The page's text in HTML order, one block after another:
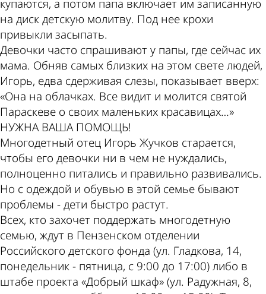
купаются, а потом папа включает им записанную
на диск детскую молитву. Под нее крохи
привыкли засыпать.
Девочки часто спрашивают у папы, где сейчас их
мама. Обняв самых близких на этом свете людей,
Игорь, едва сдерживая слезы, показывает вверх:
«Она на облачках. Все видит и молится святой
Параскеве о своих маленьких красавицах…»
НУЖНА ВАША ПОМОЩЬ!
Многодетный отец Игорь Жучков старается,
чтобы его девочки ни в чем не нуждались,
полноценно питались и правильно развивались.
Но с одеждой и обувью в этой семье бывают
проблемы - дети быстро растут.
Всех, кто захочет поддержать многодетную
семью, ждут в Пензенском отделении
Российского детского фонда (ул. Гладкова, 14,
понедельник - пятница, с 9:00 до 17:00) либо в
штабе проекта «Добрый шкаф» (ул. Радужная, 8,